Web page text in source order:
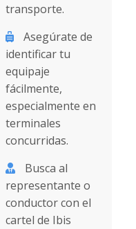
transporte.
Asegúrate de
identificar tu
equipaje
fácilmente,
especialmente en
terminales
concurridas.
Busca al
representante o
conductor con el
cartel de Ibis